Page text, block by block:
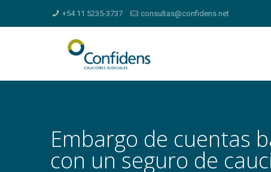
+54 11 5235-3737 consultas@confidens.net
Embargo de cuentas
con un seguro de